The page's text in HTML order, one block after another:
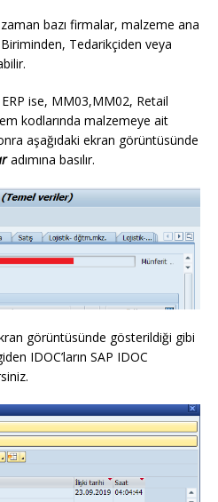
bazı firmalar, malzeme ana
Tedarikçiden veya
ERP ise, MM03,MM02, Retail
kodlarında malzemeye ait
aşağıdaki ekran görüntüsünde
adımına basılır.
görüntüsünde gösterildiği gibi
IDOC’ların SAP IDOC